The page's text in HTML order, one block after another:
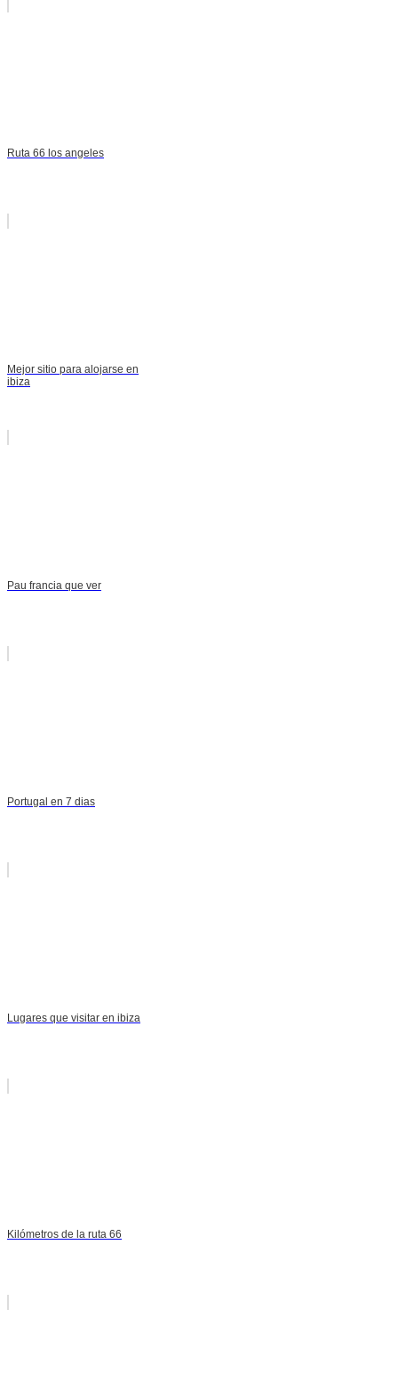
Ruta 66 los angeles
Mejor sitio para alojarse en
ibiza
Pau francia que ver
Portugal en 7 dias
Lugares que visitar en ibiza
Kilómetros de la ruta 66